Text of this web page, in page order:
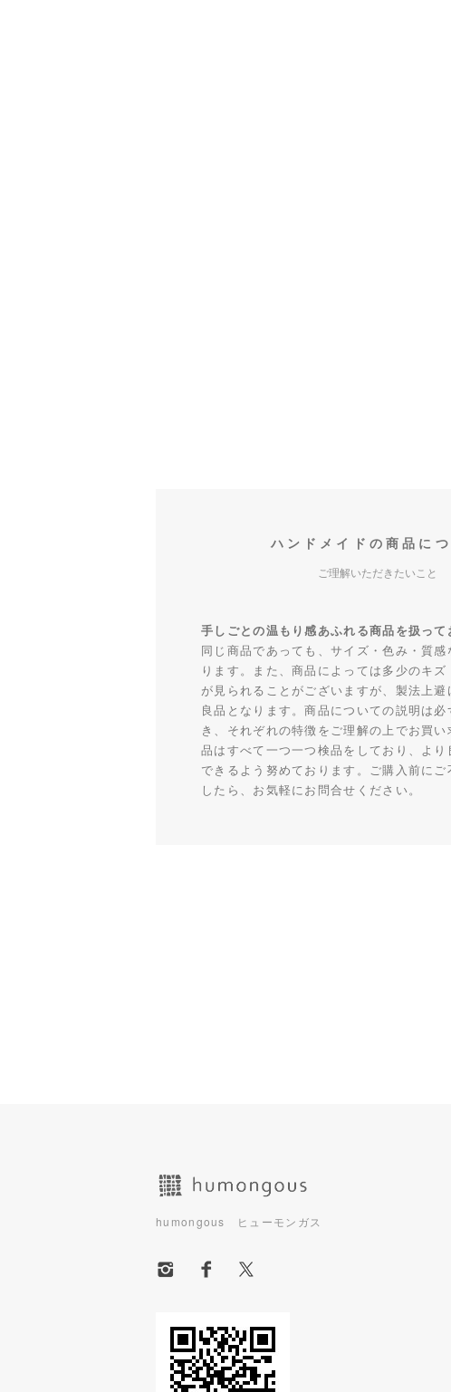
ハンドメイドの商品に
ご理解いただきたいこと
手しごとの温もり感あふれる商品を扱って
同じ商品であっても、サイズ・色み・質
ります。また、商品によっては多少のキズ
が見られることがございますが、製法上
良品となります。商品についての説明は
き、それぞれの特徴をご理解の上でお買
品はすべて一つ一つ検品をしており、より
できるよう努めております。ご購入前にご
したら、お気軽にお問合せください。
humongous ヒューモンガス